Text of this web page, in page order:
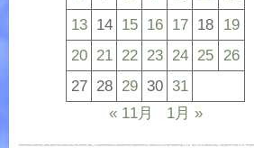
13 14 15 16 17 18 19
20 21 22 23 24 25 26
27 28 29 30 31
« 11月
1月 »